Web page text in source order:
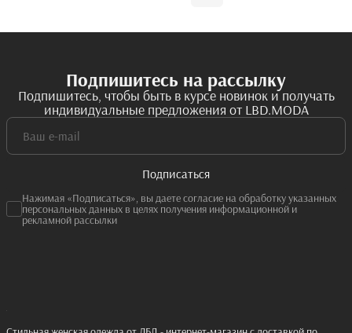
Подпишитесь на рассылку
Подпишитесь, чтобы быть в курсе новинок и получать
индивидуальные предложения от LBD.MODA
Подписаться
Нажимая «Подписаться», вы даете согласие на обработку указанных
персональных данных в целях получения информационной и
рекламной рассылки